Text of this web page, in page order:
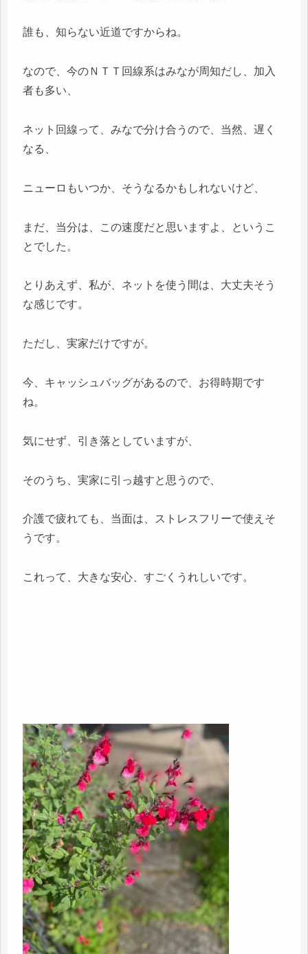
誰も、知らない近道ですからね。
なので、今のＮＴＴ回線系はみなが周知だし、加入
者も多い、
ネット回線って、みなで分け合うので、当然、遅く
なる、
ニューロもいつか、そうなるかもしれないけど、
まだ、当分は、この速度だと思いますよ、というこ
とでした。
とりあえず、私が、ネットを使う間は、大丈夫そう
な感じです。
ただし、実家だけですが。
今、キャッシュバッグがあるので、お得時期です
ね。
気にせず、引き落としていますが、
そのうち、実家に引っ越すと思うので、
介護で疲れても、当面は、ストレスフリーで使えそ
うです。
これって、大きな安心、すごくうれしいです。